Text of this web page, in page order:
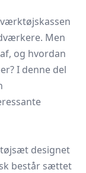
Men
og hvordan
I denne del
designet
består sættet